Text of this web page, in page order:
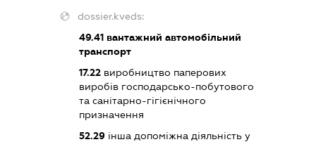
dossier.kveds:
49.41вантажний автомобільний
транспорт
17.22виробництво паперових
виробів господарсько-побутового
та санітарно-гігієнічного
призначення
52.29інша допоміжна діяльність у